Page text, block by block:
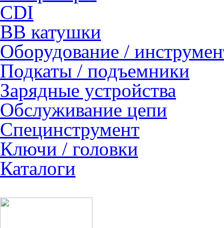
CDI
ВВ катушки
Оборудование /
Подкаты / подъемники
Зарядные устройства
Обслуживание цепи
Специнструмент
Ключи / головки
Каталоги